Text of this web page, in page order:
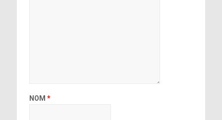
NOM *